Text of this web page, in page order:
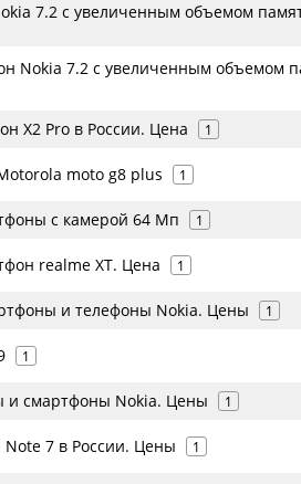
7.2 с увеличенным объемом
Nokia 7.2 с увеличенным объемом
X2 Pro в России. Цена 1
moto g8 plus 1
с камерой 64 Мп 1
realme XT. Цена 1
и телефоны Nokia. Цены 1
1
и смартфоны Nokia. Цены 1
7 в России. Цены 1